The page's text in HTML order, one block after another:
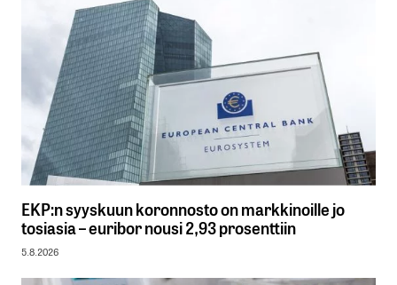
EKP:n syyskuun koronnosto on markkinoille jo
tosiasia – euribor nousi 2,93 prosenttiin
5.8.2026